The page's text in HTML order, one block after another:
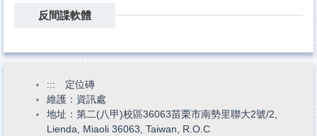
反間諜軟體
::: 定位磚
維護：資訊處
地址：第二(八甲)校區36063苗栗市南勢里聯大2號/2,
Lienda, Miaoli 36063, Taiwan, R.O.C